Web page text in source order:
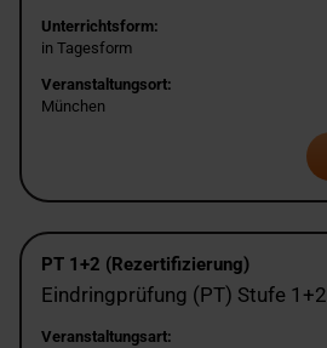
Unterrichtsform:
in Tagesform
Veranstaltungsort:
München
PT 1+2 (Rezertifizierung)
Eindringprüfung (PT) Stufe 1+2
Veranstaltungsart: